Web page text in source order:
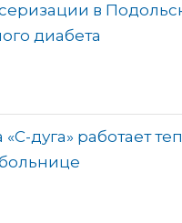
в
диабета
дуга» работает